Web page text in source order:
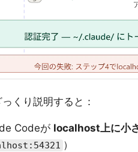
くり説明すると：
Codeが localhost上に小
）